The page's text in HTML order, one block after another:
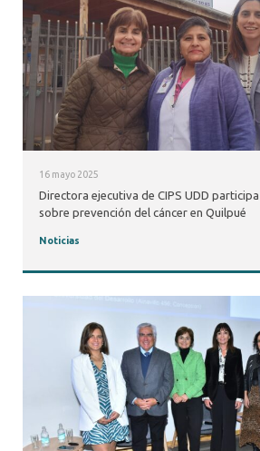
16 mayo 2025
Directora ejecutiva de CIPS UDD
sobre prevención del cáncer en Quilpué
Noticias